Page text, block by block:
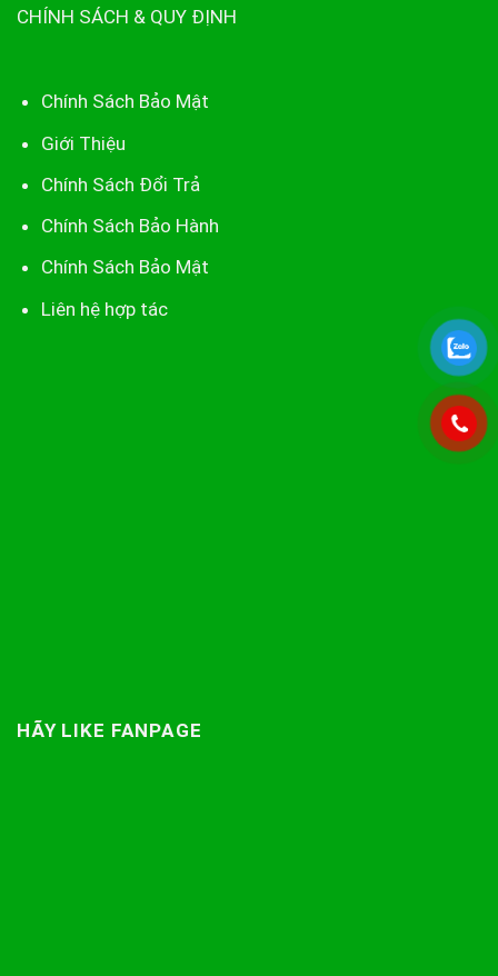
CHÍNH SÁCH & QUY ĐỊNH
Chính Sách Bảo Mật
Giới Thiệu
Chính Sách Đổi Trả
Chính Sách Bảo Hành
Chính Sách Bảo Mật
Liên hệ hợp tác
HÃY LIKE FANPAGE